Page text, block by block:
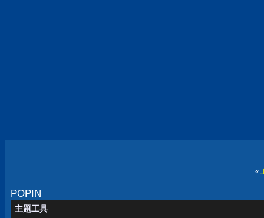
«
POPIN
主題工具